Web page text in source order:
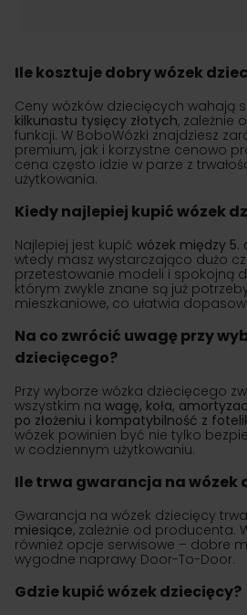
Ile kosztuje dobry wózek
Ceny wózków dziecięcych wahają
kilkunastu tysięcy złotych, zależnie
funkcji. W BoboWózki znajdziesz
premium, jak i korzystne cenowo
cena często idzie w parze z
użytkowania.
Kiedy najlepiej kupić wózek
Najlepiej jest kupić wózek między
wtedy masz wystarczająco dużo
przetestowanie modeli i spokojną
którym zwykle znane są już
mieszkaniowe, co ułatwia
Na co zwrócić uwagę przy
dziecięcego?
Przy wyborze wózka dziecięcego
wszystkim na wagę, koła,
po złożeniu i kompatybilność z
wózek powinien być nie tylko
w codziennym użytkowaniu.
Ile trwa gwarancja na wózek
Gwarancja na wózek dziecięcy
miesiące, zależnie od producenta.
również opcje serwisowe – dobre
wygodne naprawy Door-To-Door.
Gdzie kupić wózek dziecięcy?